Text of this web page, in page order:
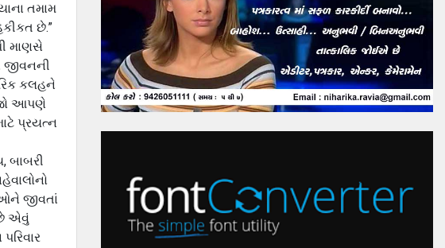
તમામ
છે.”
માણસે
કલહને
જો આપણે
પ્રયત્ન
બાબરી
જીવતાં
છે એવું